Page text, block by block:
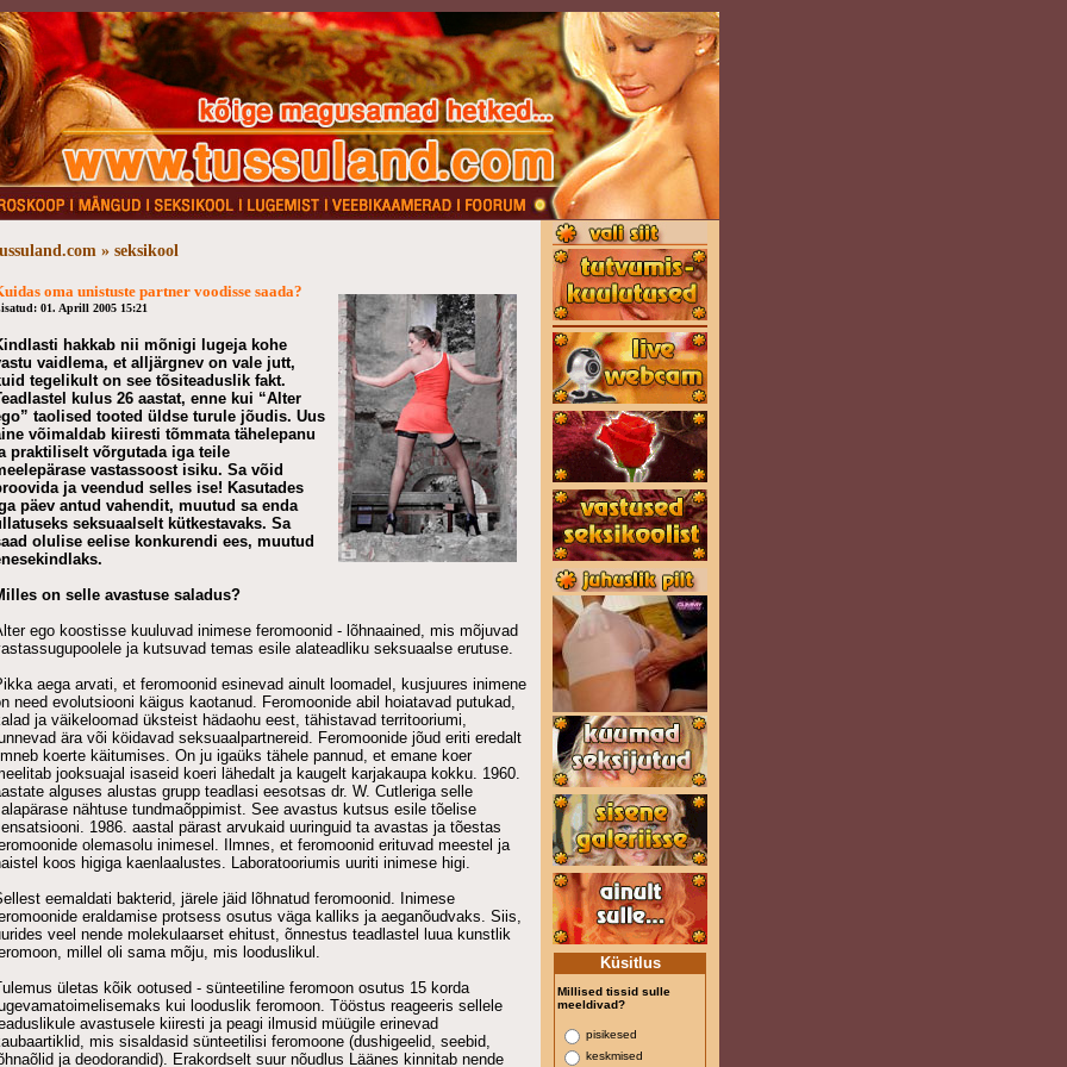
» seksikool
oma unistuste partner voodisse saada?
01. Aprill 2005 15:21
hakkab nii mõnigi lugeja kohe
vaidlema, et alljärgnev on vale jutt,
tegelikult on see tõsiteaduslik fakt.
kulus 26 aastat, enne kui “Alter
taolised tooted üldse turule jõudis. Uus
võimaldab kiiresti tõmmata tähelepanu
praktiliselt võrgutada iga teile
vastassoost isiku. Sa võid
ja veendud selles ise! Kasutades
päev antud vahendit, muutud sa enda
seksuaalselt kütkestavaks. Sa
olulise eelise konkurendi ees, muutud
on selle avastuse saladus?
ego koostisse kuuluvad inimese feromoonid - lõhnaained, mis mõjuvad
ja kutsuvad temas esile alateadliku seksuaalse erutuse.
aega arvati, et feromoonid esinevad ainult loomadel, kusjuures inimene
need evolutsiooni käigus kaotanud. Feromoonide abil hoiatavad putukad,
ja väikeloomad üksteist hädaohu eest, tähistavad territooriumi,
ära või köidavad seksuaalpartnereid. Feromoonide jõud eriti eredalt
koerte käitumises. On ju igaüks tähele pannud, et emane koer
jooksuajal isaseid koeri lähedalt ja kaugelt karjakaupa kokku. 1960.
alguses alustas grupp teadlasi eesotsas dr. W. Cutleriga selle
nähtuse tundmaõppimist. See avastus kutsus esile tõelise
1986. aastal pärast arvukaid uuringuid ta avastas ja tõestas
olemasolu inimesel. Ilmnes, et feromoonid erituvad meestel ja
koos higiga kaenlaalustes. Laboratooriumis uuriti inimese higi.
eemaldati bakterid, järele jäid lõhnatud feromoonid. Inimese
eraldamise protsess osutus väga kalliks ja aeganõudvaks. Siis,
veel nende molekulaarset ehitust, õnnestus teadlastel luua kunstlik
millel oli sama mõju, mis looduslikul.
ületas kõik ootused - sünteetiline feromoon osutus 15 korda
kui looduslik feromoon. Tööstus reageeris sellele
avastusele kiiresti ja peagi ilmusid müügile erinevad
mis sisaldasid sünteetilisi feromoone (dushigeelid, seebid,
ja deodorandid). Erakordselt suur nõudlus Läänes kinnitab nende
Küsitlus
Millised tissid sulle
meeldivad?
pisikesed
keskmised